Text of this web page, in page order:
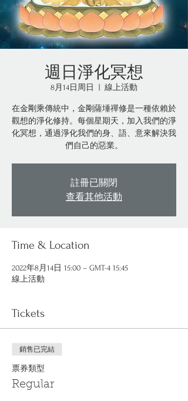
週日淨化冥想
8月14日周日 線上活動
在金剛乘傳統中，金剛薩埵禪修是一種依賴於
觀想的淨化修持。每個星期天，加入我們的淨
化冥想，通過淨化我們的身、語、意來解決我
們自己的惡業。
註冊已關閉
查看其他活動
Time & Location
2022年8月14日 15:00 – GMT-4 15:45
線上活動
Tickets
銷售已完結
票券類型
Regular